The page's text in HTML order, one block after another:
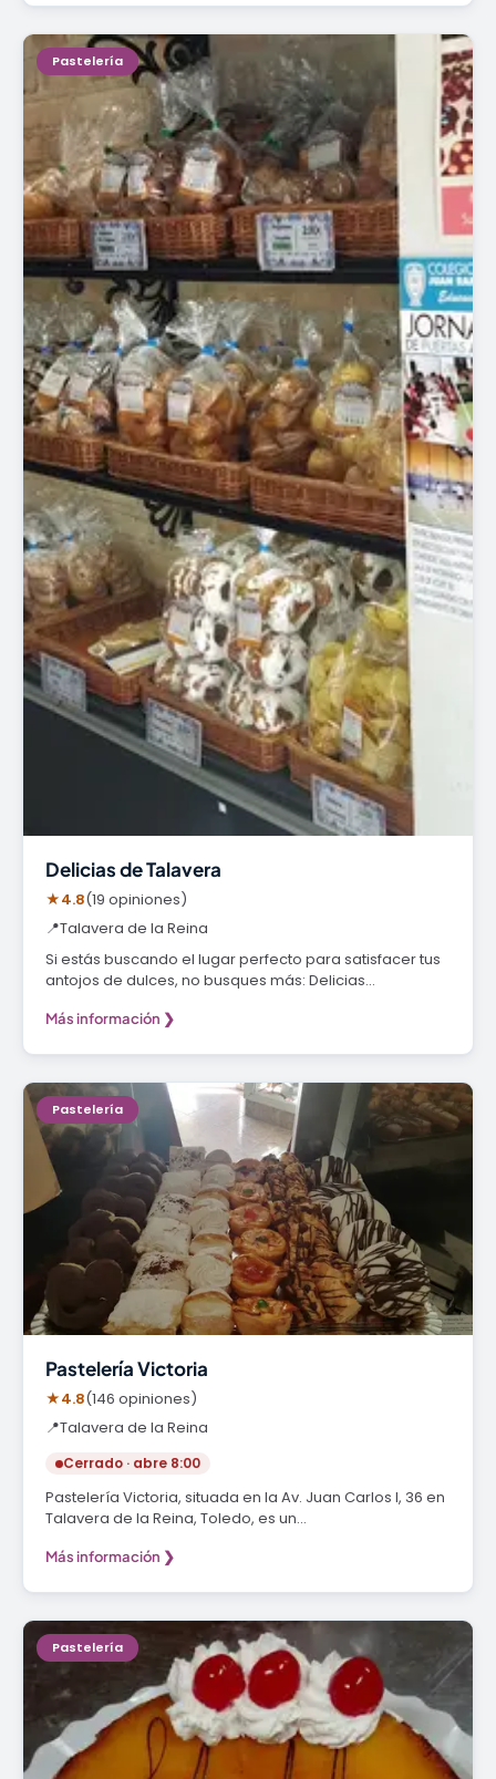
Pastelería
Delicias de Talavera
★4.8(19 opiniones)
📍Talavera de la Reina
Si estás buscando el lugar perfecto para satisfacer tus
antojos de dulces, no busques más: Delicias…
Más información ❯
Pastelería
Pastelería Victoria
★4.8(146 opiniones)
📍Talavera de la Reina
Cerrado · abre 8:00
Pastelería Victoria, situada en la Av. Juan Carlos I, 36 en
Talavera de la Reina, Toledo, es un…
Más información ❯
Pastelería